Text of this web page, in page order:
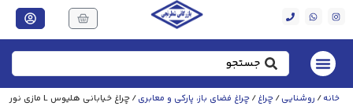
خانه/ روشنایی/چراغ/چراغ فضای باز، پارکی و معابری/ چراغ خیابانی هلیوس L مازی‌ نور